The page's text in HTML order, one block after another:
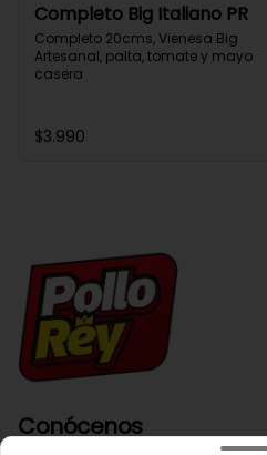
Completo Big Italiano PR
Completo 20cms, Vienesa Big
Artesanal, palta, tomate y mayo
casera
$3.990
Conócenos